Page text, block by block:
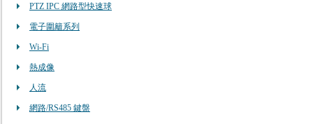
PTZ IPC 網路型快速球
電子圍籬系列
Wi-Fi
熱成像
人流
網路/RS485 鍵盤